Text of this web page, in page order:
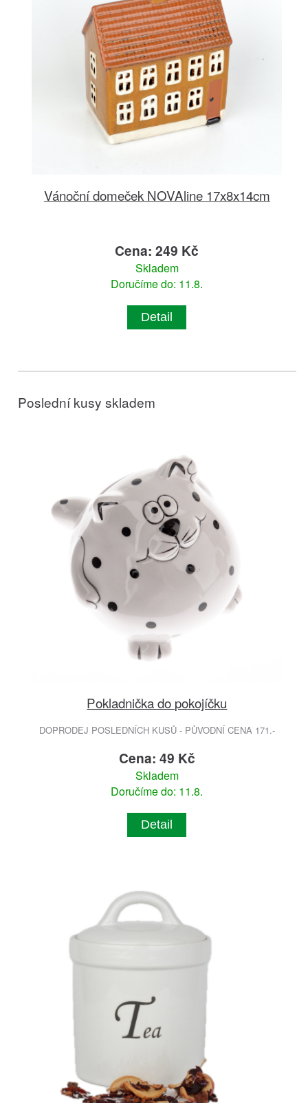
Vánoční domeček NOVAline 17x8x14cm
Cena: 249 Kč
Skladem
Doručíme do: 11.8.
Detail
Poslední kusy skladem
Pokladnička do pokojíčku
DOPRODEJ POSLEDNÍCH KUSŮ - PŮVODNÍ CENA 171.-
Cena: 49 Kč
Skladem
Doručíme do: 11.8.
Detail